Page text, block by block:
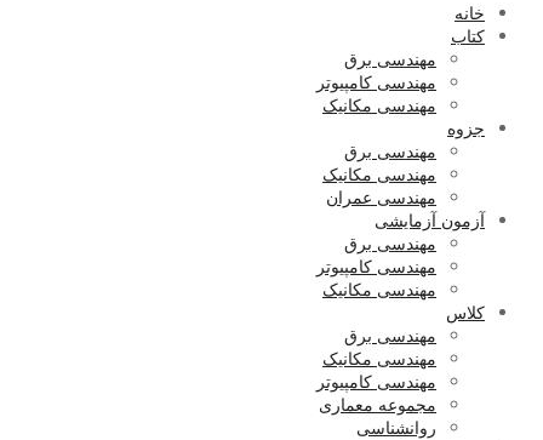
خانه
کتاب
مهندسی برق
مهندسی کامپیوتر
مهندسی مکانیک
جزوه
مهندسی برق
مهندسی مکانیک
مهندسی عمران
آزمون آزمایشی
مهندسی برق
مهندسی کامپیوتر
مهندسی مکانیک
کلاس
مهندسی برق
مهندسی مکانیک
مهندسی کامپیوتر
مجموعه معماری
روانشناسی